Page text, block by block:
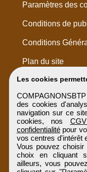
Les cookies
des cookies
navigation sur ce
cookies, nos
confidentialitépour
vos centres d'intérêt
Vous pouvez
choix en cliquant
ailleurs, vous
Paramètres des
Conditions de
Conditions
Plan du site